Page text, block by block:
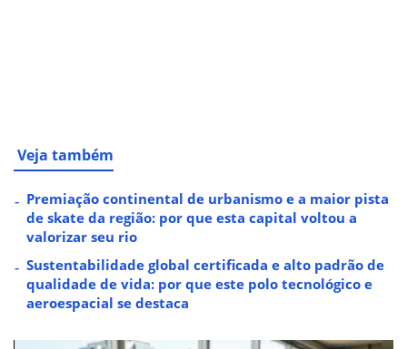
Veja também
Premiação continental de urbanismo e a maior pista
de skate da região: por que esta capital voltou a
valorizar seu rio
Sustentabilidade global certificada e alto padrão de
qualidade de vida: por que este polo tecnológico e
aeroespacial se destaca